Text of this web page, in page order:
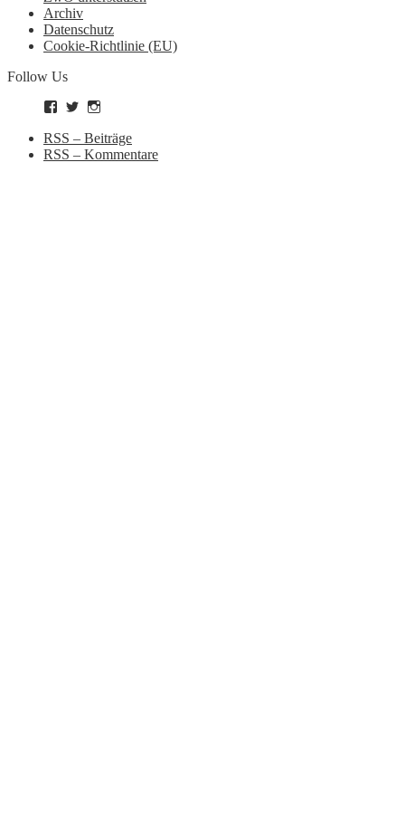
Archiv
Datenschutz
Cookie-Richtlinie (EU)
Follow Us
Profil
zockworkorange
auf
Facebook
Profil
zockworkorange
auf
Twitter
zockworkorange
auf
Instagram
RSS – Beiträge
RSS – Kommentare